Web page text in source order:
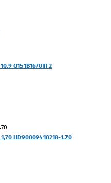
Q151B1670TF2
HD90009410218-1.70